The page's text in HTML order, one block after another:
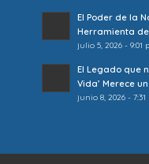
El Poder de la
Herramienta
julio 5, 2026 - 9:01
El Legado que
Vida’ Merece
junio 8, 2026 - 7:31